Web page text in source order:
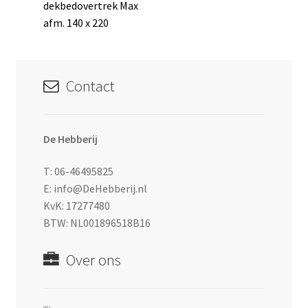
navigatie
bericht:
dekbedovertrek Max
afm. 140 x 220
Contact
De Hebberij
T: 06-46495825
E: info@DeHebberij.nl
KvK: 17277480
BTW: NL001896518B16
Over ons